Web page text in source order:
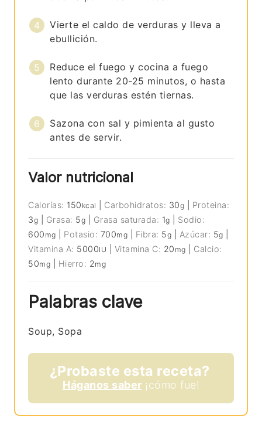
Vierte el caldo de verduras y lleva a
ebullición.
Reduce el fuego y cocina a fuego
lento durante 20-25 minutos, o hasta
que las verduras estén tiernas.
Sazona con sal y pimienta al gusto
antes de servir.
Valor nutricional
Calorías: 150 kcal Carbohidratos: 30g
Proteina:
3g Grasa: 5g Grasa saturada: 1g
Sodio:
600 mg Potasio: 700mg Fibra: 5g Azúcar: 5g
Vitamina A: 5000IU Vitamina C: 20 mg
Calcio:
50mg Hierro: 2mg
Palabras clave
Soup, Sopa
¿Probaste esta receta?
Háganos saber ¡cómo fue!